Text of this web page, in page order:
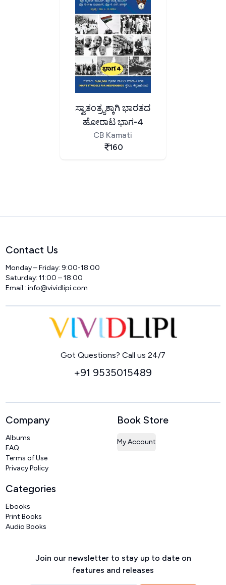
ಸ್ವಾತಂತ್ರ್ಯಕ್ಕಾಗಿ ಭಾರತದ
ಹೋರಾಟ ಭಾಗ-4
CB Kamati
160
Contact Us
Monday – Friday: 9:00-18:00
Saturday: 11:00 – 18:00
Email :info@vividlipi.com
Got Questions? Call us 24/7
+91 9535015489
Company
Albums
FAQ
Terms of Use
Privacy Policy
Book Store
My Account
Categories
Ebooks
Print Books
Audio Books
Join our newsletter to stay up to date on
features and releases